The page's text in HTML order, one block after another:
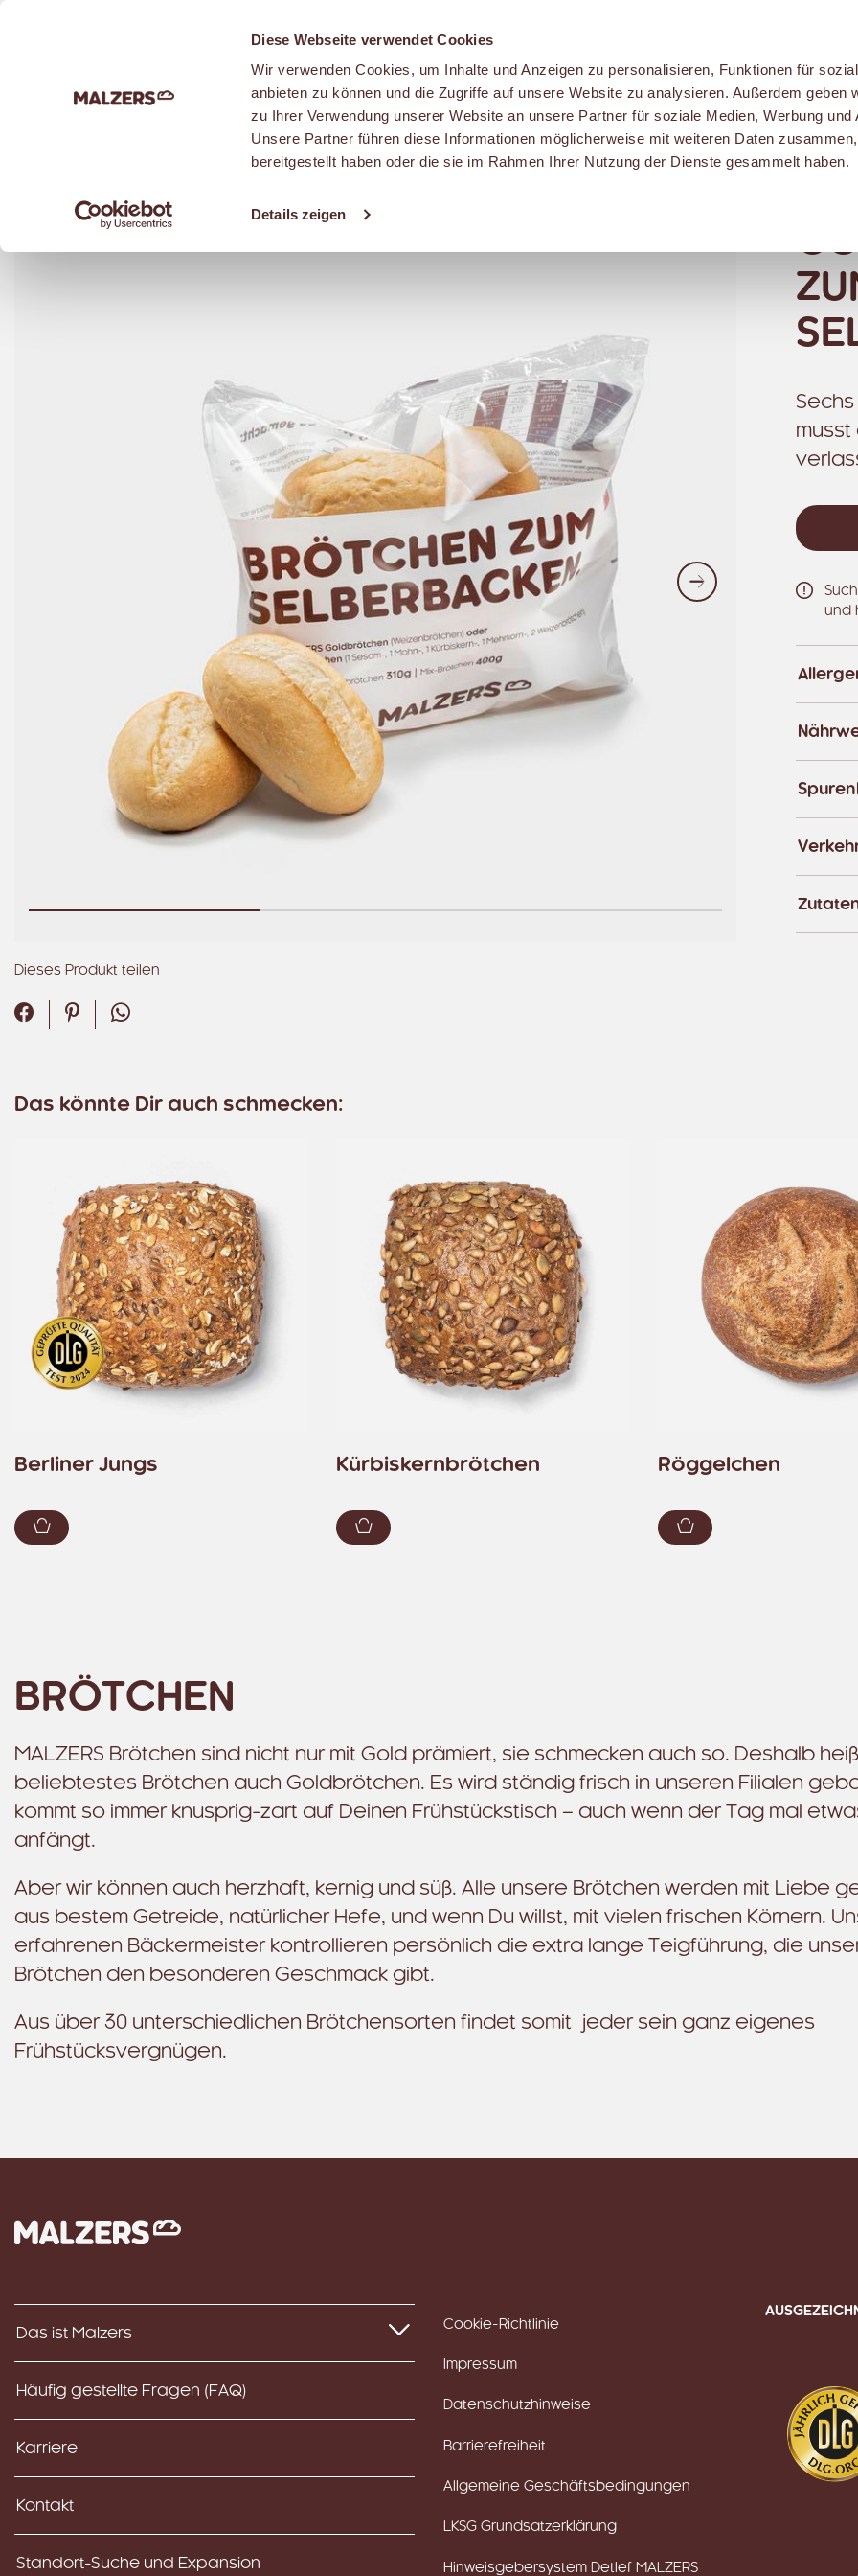
Diese Webseite verwendet Cookies
Wir verwenden Cookies, um Inhalte und Anzeigen zu personalisieren, Funktionen für
anbieten zu können und die Zugriffe auf unsere Website zu analysieren. Außerdem geben
zu Ihrer Verwendung unserer Website an unsere Partner für soziale Medien, Werbung und
Unsere Partner führen diese Informationen möglicherweise mit weiteren Daten
bereitgestellt haben oder die sie im Rahmen Ihrer Nutzung der Dienste gesammelt haben.
Details zeigen
BRÖTCHEN
Weiter
musst
und
Dieses Produkt teilen
Facebook
PinterestWhatsApp
Das könnte Dir auch schmecken:
Berliner Jungs
Zum Warenkorb hinzufügen
Kürbiskernbrötchen
Zum Warenkorb hinzufügen
Röggelchen
Zum Warenkorb
BRÖTCHEN
MALZERS Brötchen sind nicht nur mit Gold prämiert, sie schmecken auch so. Deshalb
beliebtestes Brötchen auch Goldbrötchen. Es wird ständig frisch in unseren Filialen
kommt so immer knusprig-zart auf Deinen Frühstückstisch – auch wenn der Tag mal
anfängt.
Aber wir können auch herzhaft, kernig und süß. Alle unsere Brötchen werden mit Liebe
aus bestem Getreide, natürlicher Hefe, und wenn Du willst, mit vielen frischen Körnern.
erfahrenen Bäckermeister kontrollieren persönlich die extra lange Teigführung, die
Brötchen den besonderen Geschmack gibt.
Aus über 30 unterschiedlichen Brötchensorten findet somit jeder sein ganz eigenes
Frühstücksvergnügen.
Das ist Malzers
Häufig gestellte Fragen (FAQ)
Karriere
Kontakt
Standort-Suche und Expansion
Cookie-Richtlinie
Impressum
Datenschutzhinweise
Barrierefreiheit
Allgemeine Geschäftsbedingungen
LKSG Grundsatzerklärung
Hinweisgebersystem Detlef MALZERS